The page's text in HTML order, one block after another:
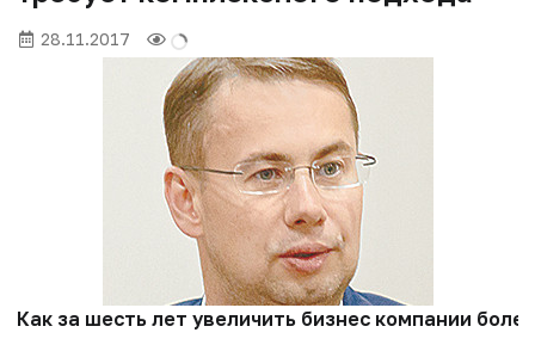
28.11.2017
Как за шесть лет увеличить бизнес компании